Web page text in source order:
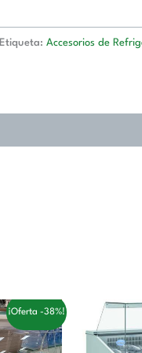
Etiqueta:Accesorios de
¡Oferta -38%!